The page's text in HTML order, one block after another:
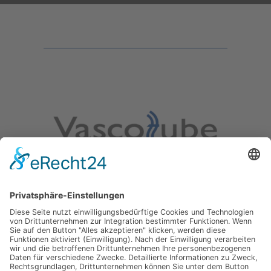
Vascotube GmbH
75217 Birkenfeld
Deutschland
Tel. +49 7231 589 10 100
info@vascotube.com